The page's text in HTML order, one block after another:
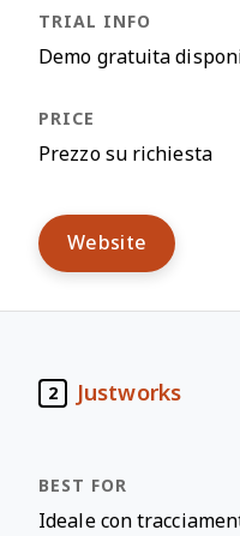
Demo gratuita
Prezzo su richiesta
Website
2 Justworks
Ideale con